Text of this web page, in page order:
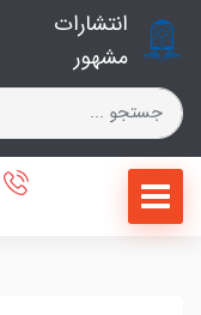
انتشارات
مشهور